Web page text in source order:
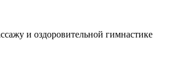
и оздоровительной гимнастике